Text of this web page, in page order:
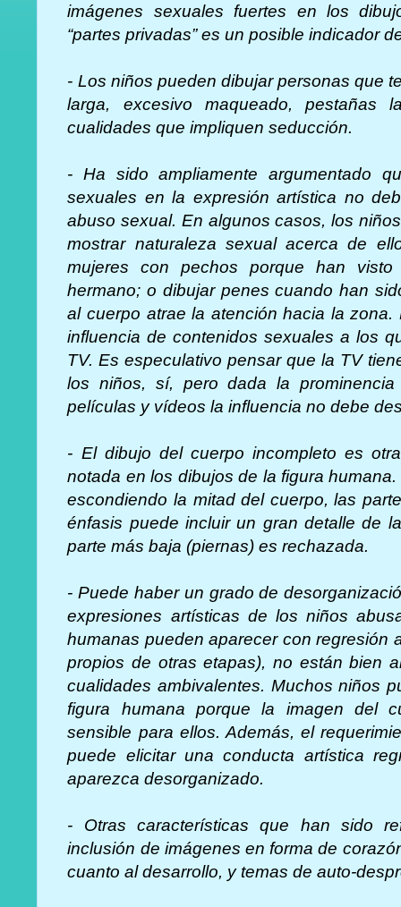
imágenes sexuales fuertes en los
“partes privadas” es un posible indicador
- Los niños pueden dibujar personas que
larga, excesivo maqueado, pestañas
cualidades que impliquen seducción.
- Ha sido ampliamente argumentado
sexuales en la expresión artística no
abuso sexual. En algunos casos, los
mostrar naturaleza sexual acerca de
mujeres con pechos porque han
hermano; o dibujar penes cuando han
al cuerpo atrae la atención hacia la
influencia de contenidos sexuales a los
TV. Es especulativo pensar que la TV
los niños, sí, pero dada la
películas y vídeos la influencia no debe
- El dibujo del cuerpo incompleto es
notada en los dibujos de la figura
escondiendo la mitad del cuerpo, las
énfasis puede incluir un gran detalle de
parte más baja (piernas) es rechazada.
- Puede haber un grado de
expresiones artísticas de los niños
humanas pueden aparecer con regresión
propios de otras etapas), no están bien
cualidades ambivalentes. Muchos niños
figura humana porque la imagen del
sensible para ellos. Además, el
puede elicitar una conducta artística
aparezca desorganizado.
- Otras características que han sido
inclusión de imágenes en forma de
cuanto al desarrollo, y temas de auto-